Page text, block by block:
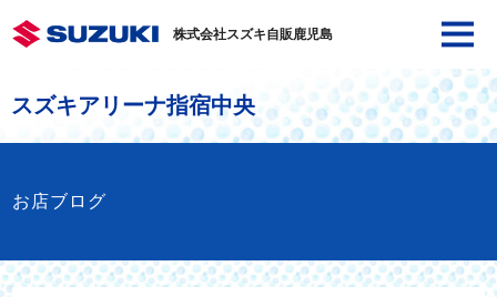
株式会社スズキ自販鹿児島
スズキアリーナ指宿中央
お店ブログ